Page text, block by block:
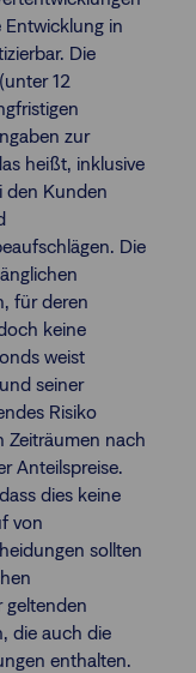
Entwicklung in
Die
12
zur
heißt, inklusive
den Kunden
Die
für deren
keine
weist
seiner
Risiko
Zeiträumen nach
Anteilspreise.
dies keine
von
sollten
geltenden
die auch die
enthalten.